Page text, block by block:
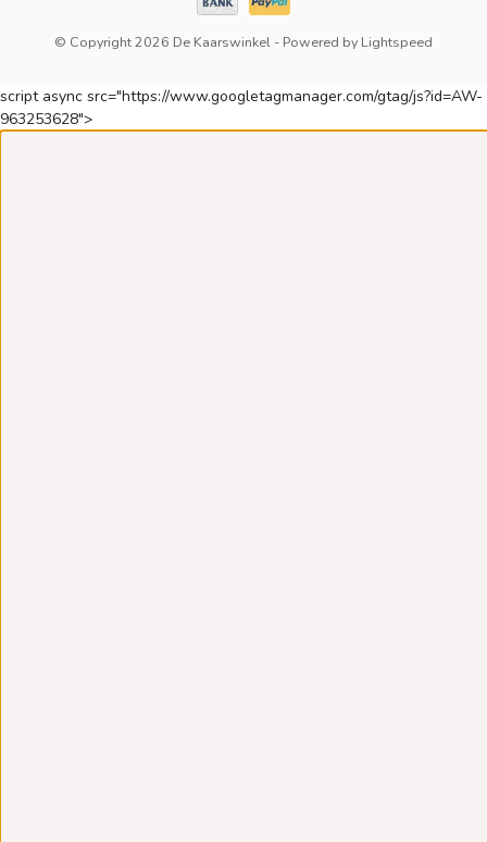
© Copyright 2026 De Kaarswinkel - Powered by Lightspeed
script async src="https://www.googletagmanager.com/gtag/js?id=AW-
963253628">